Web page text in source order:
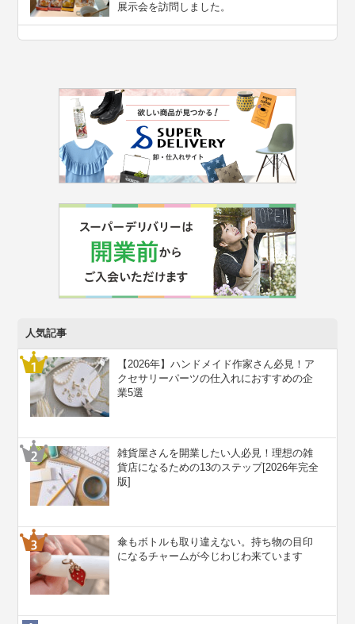
展示会を訪問しました。
人気記事
【2026年】ハンドメイド作家さん必見！ア
クセサリーパーツの仕入れにおすすめの企
業5選
雑貨屋さんを開業したい人必見！理想の雑
貨店になるための13のステップ[2026年完全
版]
傘もボトルも取り違えない。持ち物の目印
になるチャームが今じわじわ来ています